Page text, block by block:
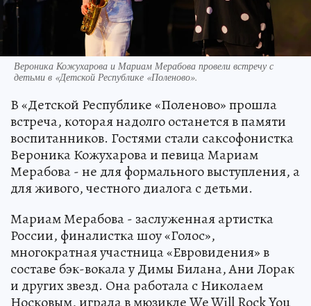
Вероника Кожухарова и Мариам Мерабова провели встречу с
детьми в «Детской Республике «Поленово».
В «Детской Республике «Поленово» прошла
встреча, которая надолго останется в памяти
воспитанников. Гостями стали саксофонистка
Вероника Кожухарова и певица Мариам
Мерабова - не для формального выступления, а
для живого, честного диалога с детьми.
Мариам Мерабова - заслуженная артистка
России, финалистка шоу «Голос»,
многократная участница «Евровидения» в
составе бэк-вокала у Димы Билана, Ани Лорак
и других звезд. Она работала с Николаем
Носковым, играла в мюзикле We Will Rock You